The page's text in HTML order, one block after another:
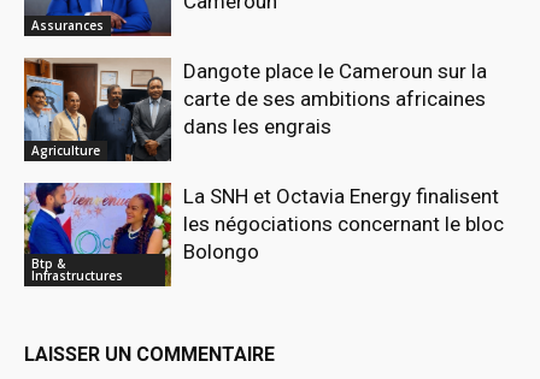
Assurances
Agriculture
Dangote place le Cameroun sur la
carte de ses ambitions africaines
dans les engrais
Btp &
Infrastructures
La SNH et Octavia Energy finalisent
les négociations concernant le bloc
Bolongo
LAISSER UN COMMENTAIRE